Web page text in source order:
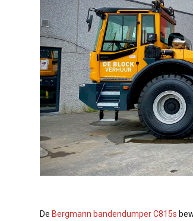
De Bergmann bandendumper C815s